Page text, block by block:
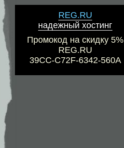
REG.RU
надежный хостинг
Промокод на скидку 5%
REG.RU
39CC-C72F-6342-560A